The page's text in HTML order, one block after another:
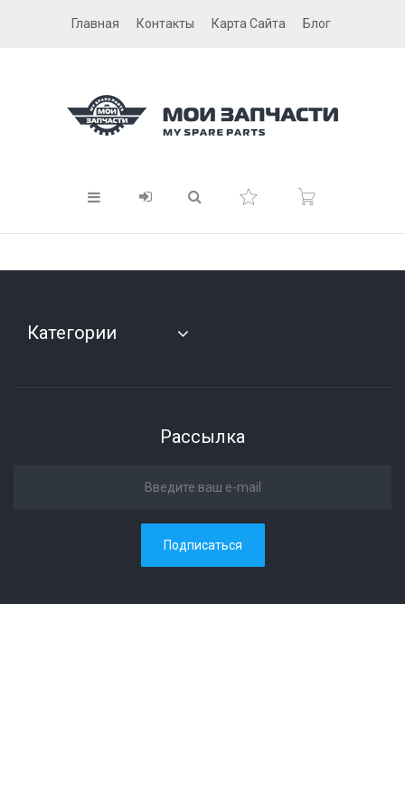
Главная Контакты Карта Сайта Блог
Категории
Рассылка
Подписаться